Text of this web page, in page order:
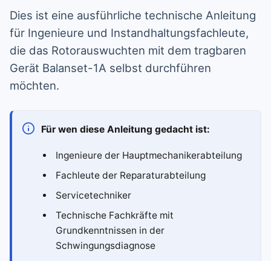
Dies ist eine ausführliche technische Anleitung
für Ingenieure und Instandhaltungsfachleute,
die das Rotorauswuchten mit dem tragbaren
Gerät Balanset-1A selbst durchführen
möchten.
Für wen diese Anleitung gedacht ist:
Ingenieure der Hauptmechanikerabteilung
Fachleute der Reparaturabteilung
Servicetechniker
Technische Fachkräfte mit
Grundkenntnissen in der
Schwingungsdiagnose